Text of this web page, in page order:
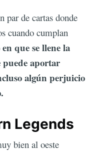
par de cartas donde
cuando cumplan
que se llene la
puede aportar
algún perjuicio
Legends
bien al oeste